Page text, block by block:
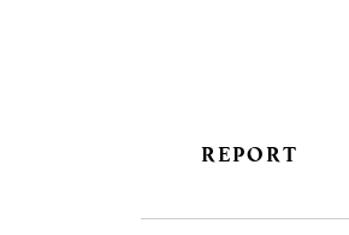
REPORT